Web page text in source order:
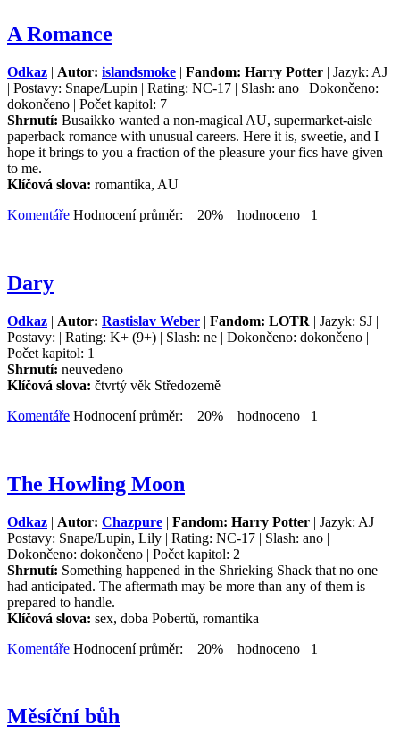
A Romance
Odkaz | Autor: islandsmoke | Fandom: Harry Potter | Jazyk: AJ
| Postavy: Snape/Lupin | Rating: NC-17 | Slash: ano | Dokončeno:
dokončeno | Počet kapitol: 7
Shrnutí: Busaikko wanted a non-magical AU, supermarket-aisle
paperback romance with unusual careers. Here it is, sweetie, and I
hope it brings to you a fraction of the pleasure your fics have given
to me.
Klíčová slova: romantika, AU
Komentáře Hodnocení průměr: 20% hodnoceno 1
Dary
Odkaz | Autor: Rastislav Weber | Fandom: LOTR | Jazyk: SJ |
Postavy: | Rating: K+ (9+) | Slash: ne | Dokončeno: dokončeno |
Počet kapitol: 1
Shrnutí: neuvedeno
Klíčová slova: čtvrtý věk Středozemě
Komentáře Hodnocení průměr: 20% hodnoceno 1
The Howling Moon
Odkaz | Autor: Chazpure | Fandom: Harry Potter | Jazyk: AJ |
Postavy: Snape/Lupin, Lily | Rating: NC-17 | Slash: ano |
Dokončeno: dokončeno | Počet kapitol: 2
Shrnutí: Something happened in the Shrieking Shack that no one
had anticipated. The aftermath may be more than any of them is
prepared to handle.
Klíčová slova: sex, doba Pobertů, romantika
Komentáře Hodnocení průměr: 20% hodnoceno 1
Měsíční bůh